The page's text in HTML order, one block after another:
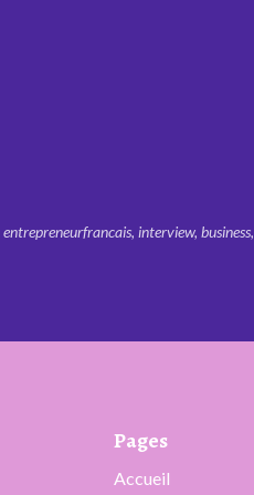
entrepreneurfrancais, interview, business,
Pages
Accueil